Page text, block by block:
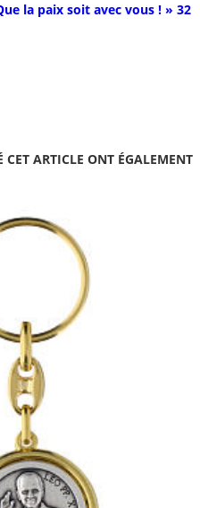
la paix soit avec vous ! » 32
CET ARTICLE ONT ÉGALEMENT